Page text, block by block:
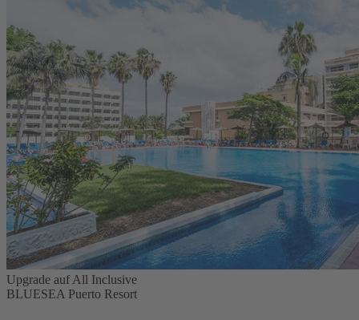
Upgrade auf All Inclusive
BLUESEA Puerto Resort